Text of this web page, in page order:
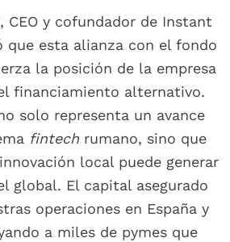
CEO y cofundador de Instant
que esta alianza con el fondo
la posición de la empresa
financiamiento alternativo.
solo representa un avance
fintech rumano, sino que
local puede generar
global. El capital asegurado
operaciones en España y
a miles de pymes que